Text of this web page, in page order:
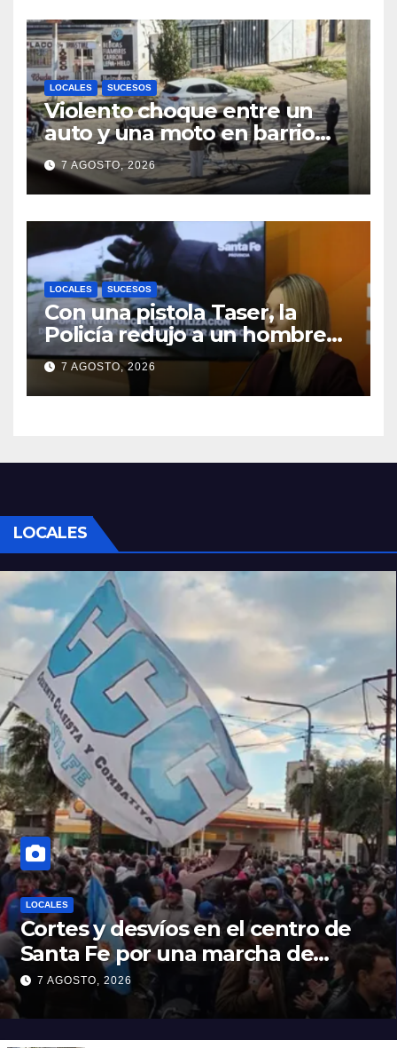
LOCALES SUCESOS
Violento choque entre un
auto y una moto en barrio
Alvear: una mujer quedó
tendida sobre la calzada
7 AGOSTO, 2026
LOCALES SUCESOS
Con una pistola Taser, la
Policía redujo a un hombre
que amenazaba a su padre
con un arma blanca en la
ruta 168
7 AGOSTO, 2026
LOCALES
LOCALES
Cortes y desvíos en el centro de
Santa Fe por una marcha de
organizaciones sociales y
sindicales
7 AGOSTO, 2026